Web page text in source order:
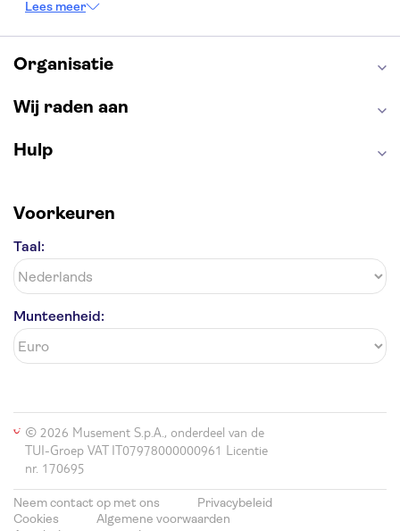
Tower of London
Moulin Rouge
Keukenhof
ARTIS
Edinburgh Castle
Alhambra
Lees meer
Organisatie
Wij raden aan
Hulp
Voorkeuren
Taal:
Munteenheid:
© 2026 Musement S.p.A., onderdeel van de
TUI-Groep VAT IT07978000000961 Licentie
nr. 170695
Neem contact op met ons
Privacybeleid
Cookies
Algemene voorwaarden